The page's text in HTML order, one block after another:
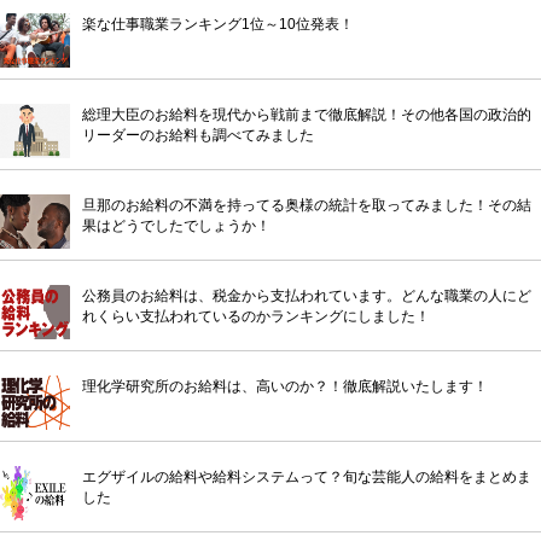
楽な仕事職業ランキング1位～10位発表！
総理大臣のお給料を現代から戦前まで徹底解説！その他各国の政治的
リーダーのお給料も調べてみました
旦那のお給料の不満を持ってる奥様の統計を取ってみました！その結
果はどうでしたでしょうか！
公務員のお給料は、税金から支払われています。どんな職業の人にど
れくらい支払われているのかランキングにしました！
理化学研究所のお給料は、高いのか？！徹底解説いたします！
エグザイルの給料や給料システムって？旬な芸能人の給料をまとめま
した